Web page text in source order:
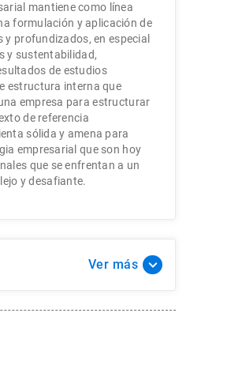
mantiene como línea
formulación y aplicación de
profundizados, en especial
y sustentabilidad,
de estudios
estructura interna que
empresa para estructurar
de referencia
sólida y amena para
empresarial que son hoy
que se enfrentan a un
y desafiante.
Ver